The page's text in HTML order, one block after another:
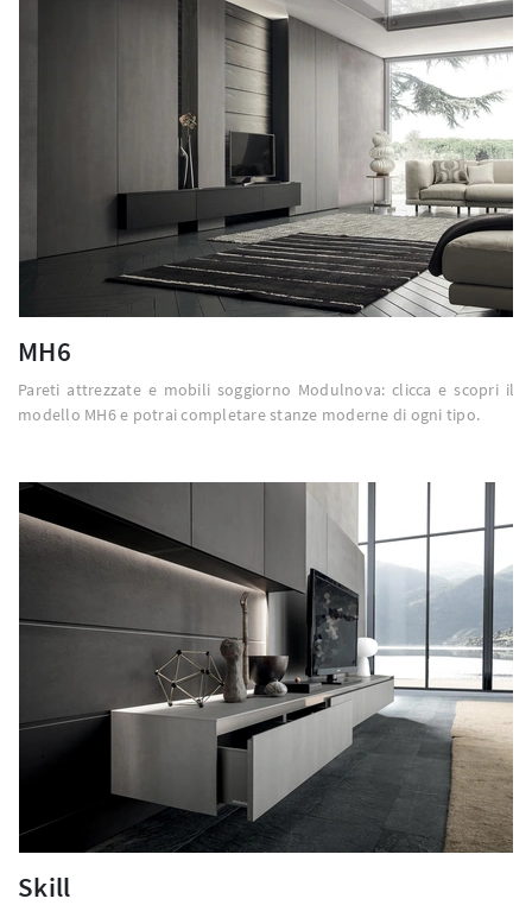
MH6
Pareti attrezzate e mobili soggiorno Modulnova: clicca e scopri il
modello MH6 e potrai completare stanze moderne di ogni tipo.
Skill